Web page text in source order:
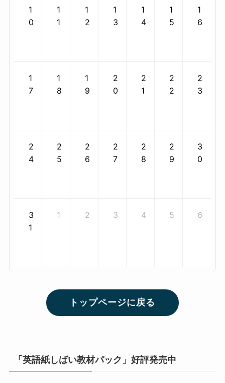
1
0
1
1
1
2
1
3
1
4
1
5
1
6
1
7
1
8
1
9
2
0
2
1
2
2
2
3
2
4
2
5
2
6
2
7
2
8
2
9
3
0
3
1
1 2 3 4 5 6
トップページに戻る
「英語紙しばい教材パック」好評発売中